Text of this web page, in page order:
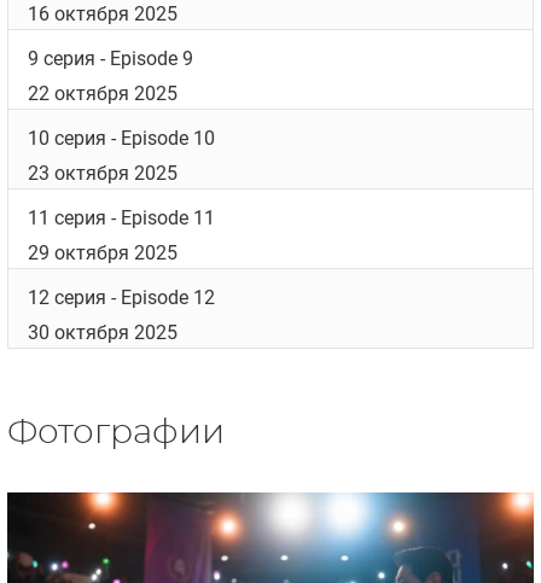
16 октября 2025
9 серия - Episode 9
22 октября 2025
10 серия - Episode 10
23 октября 2025
11 серия - Episode 11
29 октября 2025
12 серия - Episode 12
30 октября 2025
Фотографии